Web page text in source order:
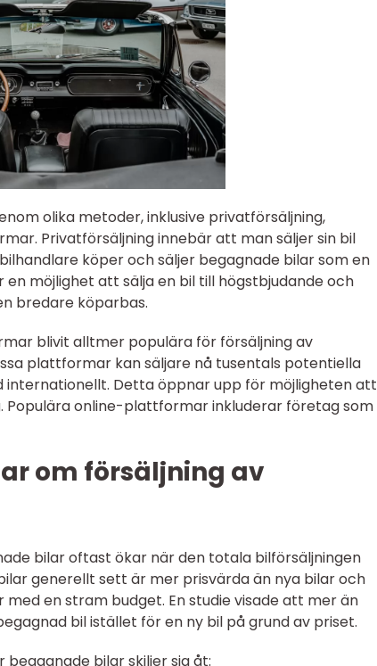
olika metoder, inklusive privatförsäljning,
Privatförsäljning innebär att man säljer sin bil
köper och säljer begagnade bilar som en
möjlighet att sälja en bil till högstbjudande och
bredare köparbas.
blivit alltmer populära för försäljning av
plattformar kan säljare nå tusentals potentiella
internationellt. Detta öppnar upp för möjligheten att
Populära online-plattformar inkluderar företag som
om försäljning av
bilar oftast ökar när den totala bilförsäljningen
generellt sett är mer prisvärda än nya bilar och
en stram budget. En studie visade att mer än
bil istället för en ny bil på grund av priset.
begagnade bilar skiljer sig åt: